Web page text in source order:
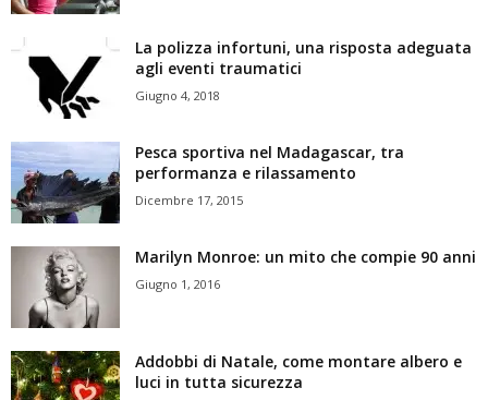
La polizza infortuni, una risposta adeguata
agli eventi traumatici
Giugno 4, 2018
Pesca sportiva nel Madagascar, tra
performanza e rilassamento
Dicembre 17, 2015
Marilyn Monroe: un mito che compie 90 anni
Giugno 1, 2016
Addobbi di Natale, come montare albero e
luci in tutta sicurezza